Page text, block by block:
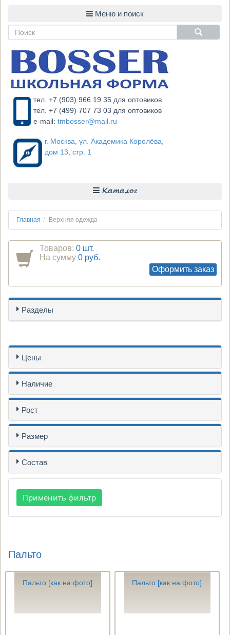
тел. +7 (903) 966 19 35 для оптовиков
тел. +7 (499) 707 73 03 для оптовиков
e-mail: tmbosser@mail.ru
г. Москва, ул. Академика Королёва,
дом 13, стр. 1
Каталог
Главная Верхняя одежда
Товаров: 0 шт.
На сумму 0 руб.
Оформить заказ
Разделы
Цены
Наличие
Рост
Размер
Состав
Пальто
Пальто [как на фото] Пальто [как на фото]